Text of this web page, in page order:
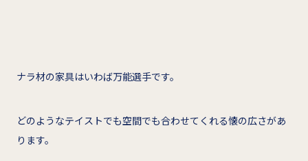
ナラ材の家具はいわば万能選手です。
どのようなテイストでも空間でも合わせてくれる懐の広さがあ
ります。